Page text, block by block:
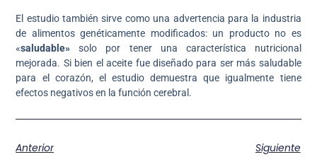
El estudio también sirve como una advertencia para la industria
de alimentos genéticamente modificados: un producto no es
«saludable»solo por tener una característica nutricional
mejorada. Si bien el aceite fue diseñado para ser más saludable
para el corazón, el estudio demuestra que igualmente tiene
efectos negativos en la función cerebral.
Anterior Siguiente